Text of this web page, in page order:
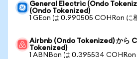
General Electric (Ondo
(Ondo Tokenized)
1 GEon は 0.990505 COHRon に
Airbnb (Ondo Tokenized) から
Tokenized)
1 ABNBon は 0.395534 COHRon